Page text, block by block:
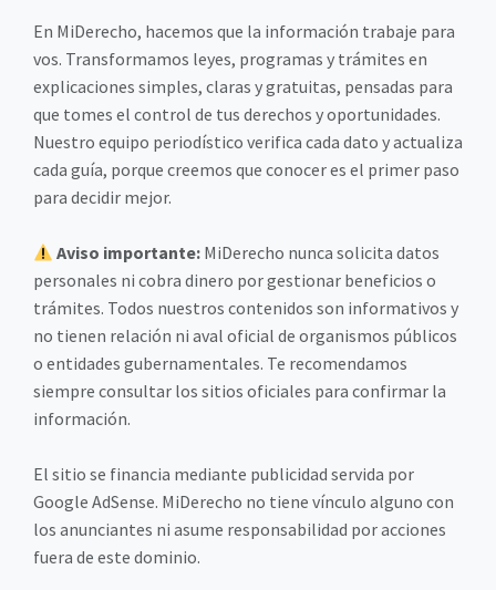
En MiDerecho, hacemos que la información trabaje para
vos. Transformamos leyes, programas y trámites en
explicaciones simples, claras y gratuitas, pensadas para
que tomes el control de tus derechos y oportunidades.
Nuestro equipo periodístico verifica cada dato y actualiza
cada guía, porque creemos que conocer es el primer paso
para decidir mejor.
Aviso importante: MiDerecho nunca solicita datos
personales ni cobra dinero por gestionar beneficios o
trámites. Todos nuestros contenidos son informativos y
no tienen relación ni aval oficial de organismos públicos
o entidades gubernamentales. Te recomendamos
siempre consultar los sitios oficiales para confirmar la
información.
El sitio se financia mediante publicidad servida por
Google AdSense. MiDerecho no tiene vínculo alguno con
los anunciantes ni asume responsabilidad por acciones
fuera de este dominio.